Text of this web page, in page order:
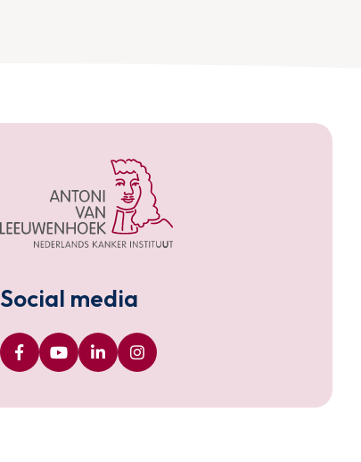
Social media